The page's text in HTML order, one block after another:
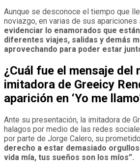
Aunque se desconoce el tiempo que
noviazgo, en varias de sus apariciones
evidenciar lo enamorados que
diferentes viajes, salidas y demás
aprovechando para poder estar
¿Cuál fue el mensaje del
imitadora de Greeicy
aparición en ‘Yo me
Ante su presentación, la imitadora de
halagos por medio de las redes
por parte de Jorge Calero, su
derecho a estar demasiado
vida mía, tus sueños son los míos”.